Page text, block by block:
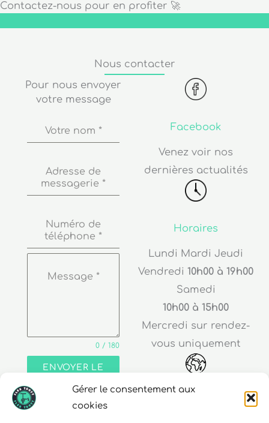
Gérer le consentement aux
cookies
Contactez-nous pour en profiter 🚀
Nous contacter
Pour nous envoyer
votre message
Votre nom *
Adresse de
messagerie *
Numéro de
téléphone *
Message *
0 / 180
ENVOYER LE
Facebook
Venez voir nos
dernières actualités
Horaires
Lundi Mardi Jeudi
Vendredi 10h00 à 19h00
Samedi
10h00 à 15h00
Mercredi sur rendez-
vous uniquement